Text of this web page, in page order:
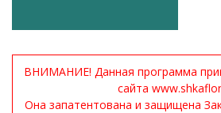
ВНИМАНИЕ! Данная программа
сайта
Она запатентована и защищена